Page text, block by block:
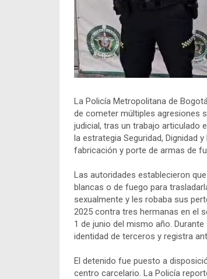
La Policía Metropolitana de
de cometer múltiples agresiones
judicial, tras un trabajo articulado
la estrategia Seguridad, Dignidad
fabricación y porte de armas de
Las autoridades establecieron
blancas o de fuego para
sexualmente y les robaba sus
2025 contra tres hermanas en el
1 de junio del mismo año.
identidad de terceros y registra
El detenido fue puesto a
centro carcelario. La Policía